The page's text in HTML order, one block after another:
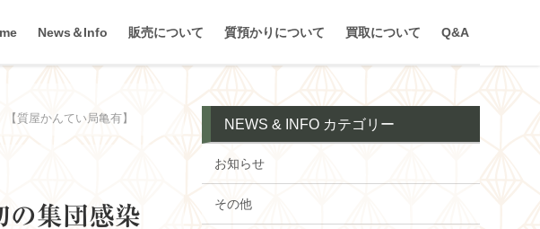
News＆Info 販売について 質預かりについて 買取について Q&A
質屋かんてい局亀有】
の集団感染
NEWS & INFO カテゴリー
お知らせ
その他